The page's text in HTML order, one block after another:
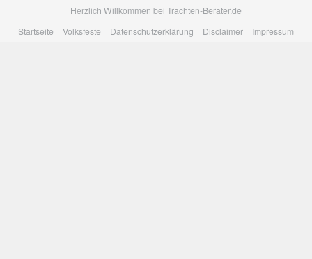
main
Herzlich Willkommen bei Trachten-Berater.de
Startseite
Volksfeste Datenschutzerklärung Disclaimer Impressum